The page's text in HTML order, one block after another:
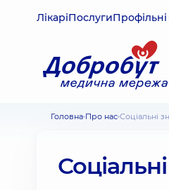
ЛікаріПослуги
Головна Про нас Соціальні